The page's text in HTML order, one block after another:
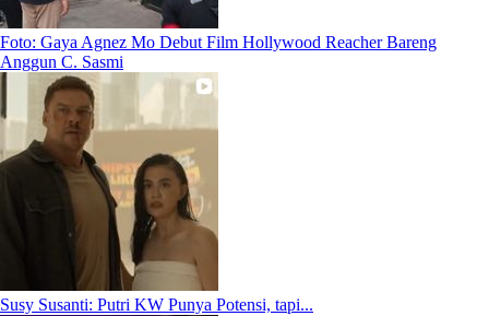
Foto: Gaya Agnez Mo Debut Film Hollywood Reacher Bareng
Anggun C. Sasmi
Susy Susanti: Putri KW Punya Potensi, tapi...